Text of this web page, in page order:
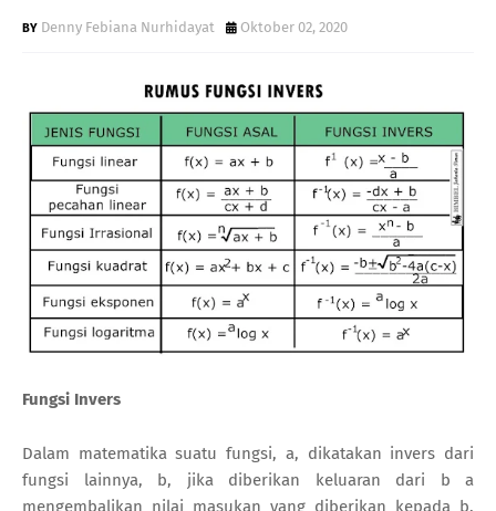
Denny Febiana Nurhidayat Oktober 02, 2020
Fungsi Invers
Dalam matematika suatu fungsi, a, dikatakan invers dari
fungsi lainnya, b, jika diberikan keluaran dari b a
mengembalikan nilai masukan yang diberikan kepada b.